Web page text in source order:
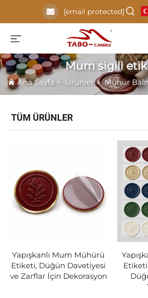
[email protected]
Mum sigili
Ana Sayfa> Ürünler>Mühür
TÜM ÜRÜNLER
Yapışkanlı Mum Mühürü
Etiketi, Düğün Davetiyesi
ve Zarflar İçin Dekorasyon